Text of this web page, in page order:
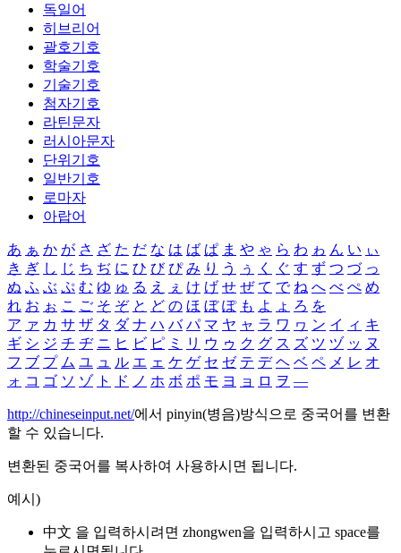
독일어
히브리어
괄호기호
학술기호
기술기호
첨자기호
라틴문자
러시아문자
단위기호
일반기호
로마자
아랍어
あ ぁ か が さ ざ た だ な は ば ぱ ま や ゃ ら わ ゎ ん い ぃ
き ぎ し じ ち ぢ に ひ び ぴ み り う ぅ く ぐ す ず つ づ っ
ぬ ふ ぶ ぷ む ゆ ゅ る え ぇ け げ せ ぜ て で ね へ べ ぺ め
れ お ぉ こ ご そ ぞ と ど の ほ ぼ ぽ も よ ょ ろ を
ア ァ カ サ ザ タ ダ ナ ハ バ パ マ ヤ ャ ラ ワ ヮ ン イ ィ キ
ギ シ ジ チ ヂ ニ ヒ ビ ピ ミ リ ウ ゥ ク グ ス ズ ツ ヅ ッ ヌ
フ ブ プ ム ユ ュ ル エ ェ ケ ゲ セ ゼ テ デ ヘ ベ ペ メ レ オ
ォ コ ゴ ソ ゾ ト ド ノ ホ ボ ポ モ ヨ ョ ロ ヲ ―
http://chineseinput.net/에서 pinyin(병음)방식으로 중국어를 변환
할 수 있습니다.
변환된 중국어를 복사하여 사용하시면 됩니다.
예시)
中文 을 입력하시려면 zhongwen을 입력하시고 space를